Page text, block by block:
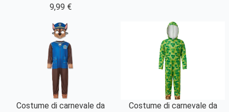
9,99 €
Costume di carnevale da
Costume di carnevale da